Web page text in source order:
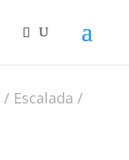
/ Escalada /